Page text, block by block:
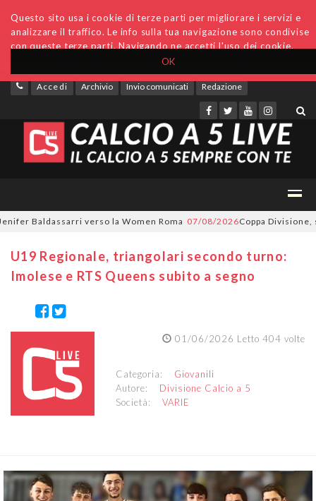
OK
Questo sito usa i cookie di terze parti per migliorare i servizi e
analizzare il traffico. Le info sulla tua navigazione sono condivise
con queste terze parti. Navigando ne accetti l'uso dei cookie.
Accedi Archivio Invio comunicati Redazione
Baldassarri verso la Women Roma 07/08/2026 Coppa Divisione, si
U19 Regionale, triangolari secondo turno:
Imolese e RTS Queens subito a segno
01/06/2026 Letto 404 volte
Categoria: Giovanili
Autore: Divisione Calcio a 5
Società:VARIE